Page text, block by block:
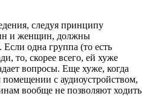
следуя принципу
и женщин, должны
Если одна группа (то есть
то, скорее всего, ей хуже
вопросы. Еще хуже, когда
с аудиоустройством,
вообще не позволяют ходить